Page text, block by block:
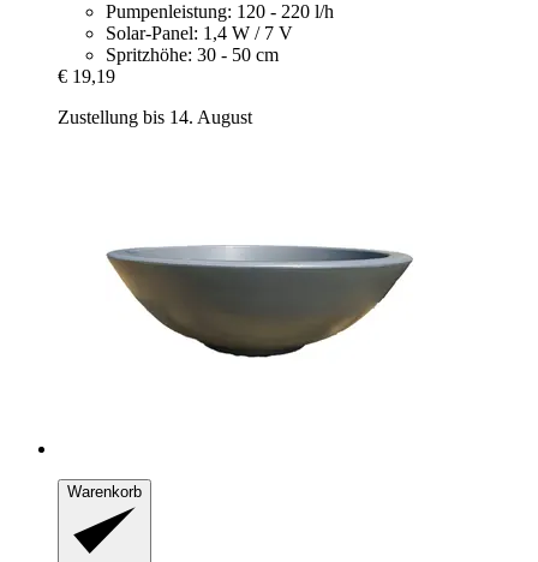
Pumpenleistung: 120 - 220 l/h
Solar-Panel: 1,4 W / 7 V
Spritzhöhe: 30 - 50 cm
€ 19,19
Zustellung bis 14. August
Warenkorb